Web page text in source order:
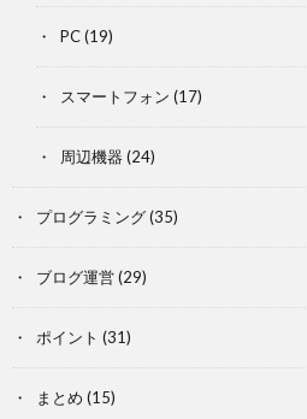
PC(19)
スマートフォン (17)
周辺機器 (24)
プログラミング(35)
ブログ運営(29)
ポイント (31)
まとめ (15)